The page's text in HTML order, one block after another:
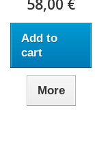
58,00 €
Add to
cart
More